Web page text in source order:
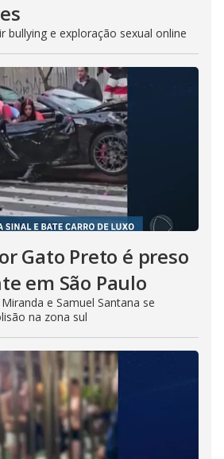
bullying e exploração sexual online
Gato Preto é preso
em São Paulo
e Samuel Santana se
na zona sul